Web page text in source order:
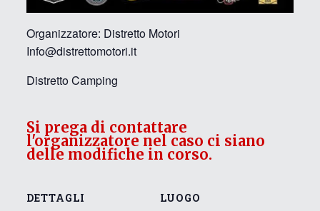
Organizzatore: Distretto Motori
Info@distrettomotori.it
Distretto Camping
DETTAGLI LUOGO
Si prega di contattare
l'organizzatore nel caso ci siano
delle modifiche in corso.